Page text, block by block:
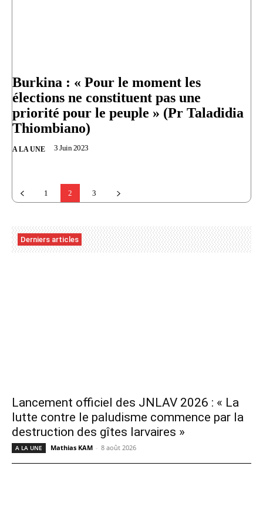
Burkina : « Pour le moment les
élections ne constituent pas une
priorité pour le peuple » (Pr Taladidia
Thiombiano)
A LA UNE 3 Juin 2023
1 2 3
Derniers articles
Lancement officiel des JNLAV 2026 : « La
lutte contre le paludisme commence par la
destruction des gîtes larvaires »
A LA UNE Mathias KAM - 8 août 2026